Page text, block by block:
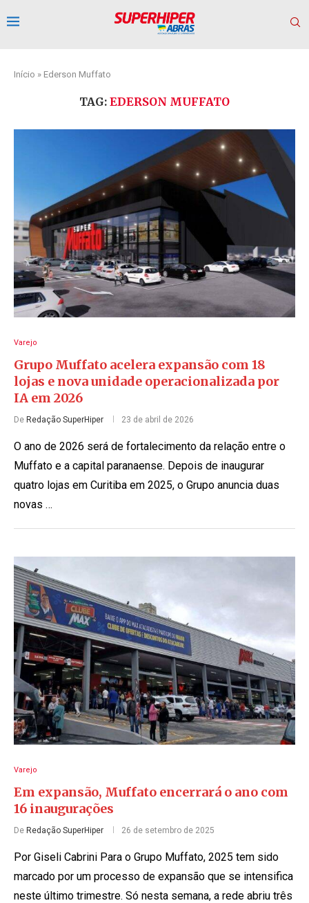
Início » Ederson Muffato
TAG: EDERSON MUFFATO
Varejo
Grupo Muffato acelera expansão com 18
lojas e nova unidade operacionalizada por
IA em 2026
De Redação SuperHiper 23 de abril de 2026
O ano de 2026 será de fortalecimento da relação entre o
Muffato e a capital paranaense. Depois de inaugurar
quatro lojas em Curitiba em 2025, o Grupo anuncia duas
novas …
Varejo
Em expansão, Muffato encerrará o ano com
16 inaugurações
De Redação SuperHiper 26 de setembro de 2025
Por Giseli Cabrini Para o Grupo Muffato, 2025 tem sido
marcado por um processo de expansão que se intensifica
neste último trimestre. Só nesta semana, a rede abriu três